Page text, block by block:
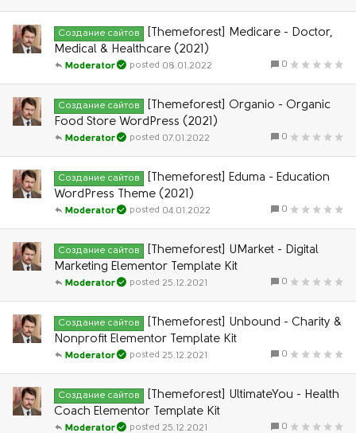
Создание сайтов
[Themeforest] Medicare - Doctor,
Medical & Healthcare (2021)
0
08.01.2022
Moderator
Создание сайтов
[Themeforest] Organio - Organic
Food Store WordPress (2021)
0
07.01.2022
Moderator
Создание сайтов
[Themeforest] Eduma - Education
WordPress Theme (2021)
0
04.01.2022
Moderator
Создание сайтов
[Themeforest] UMarket - Digital
Marketing Elementor Template Kit
0
25.12.2021
Moderator
Создание сайтов
[Themeforest] Unbound - Charity &
Nonprofit Elementor Template Kit
0
25.12.2021
Moderator
Создание сайтов
[Themeforest] UltimateYou - Health
Coach Elementor Template Kit
0
25.12.2021
Moderator